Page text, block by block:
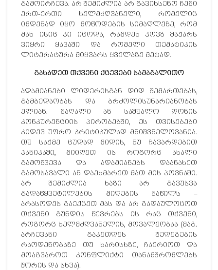
გამოირჩევა. არ შემიძლია არ გავიხსენო ჩემი
ერთ-ერთი ხელმძღვანელი, რომელიც
იმდენად იყო მოწოდების სიმაღლეზე, რომ
მან ისიც კი იცოდა, რამდენ კოვზ შაქარს
ვიყრი ყავაში და რომელი თემატიკის
ლიტერატურა მიყვარს ყველაზე მეტად.
გახადეთ თქვენი ქცევები სამაგალითო
ადამიანები ლიდერისგან დიდ შემართებას,
გამბედაობას და ბრძოლისუნარიანობას
ელიან. მაღალი ან საშუალო დონის
კონკურენციის პირობებში, ეს თვისებები
კიდევ უფრო კრიტიკულად მნიშვნელოვანია.
თუ საქმე ცუდად მიდის, ნუ ჩავარდებით
პანიკაში, მიიღეთ ის როგორც ახალი
გამოწვევა და ადამიანებს დაანახეთ
გამოსავალი ან დაეხმარეთ მათ მის პოვნაში.
არ შემიძლია ხაზი არ გავუსვა
გადაწყვეტილების მიღების ნაწილს –
არასოდეს გაექცეთ მას და არ გადაულოცოთ
თქვენი გუნდის წევრებს ის რაც თქვენი,
როგორც ხელმძღვანელის, მოვალეობაა (მაგ.
არჩევანი გაკეთდეს შედეგების
რაოდენობაზე თუ ხარისხზე, ჩაერიოთ და
მოაგვაროთ კონფლიქტი თანამშრომლებს
შორის და სხვა).